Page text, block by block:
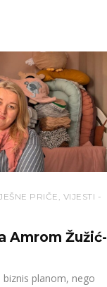
PRIČE VIJESTI
Amrom Žužić-
planom, nego